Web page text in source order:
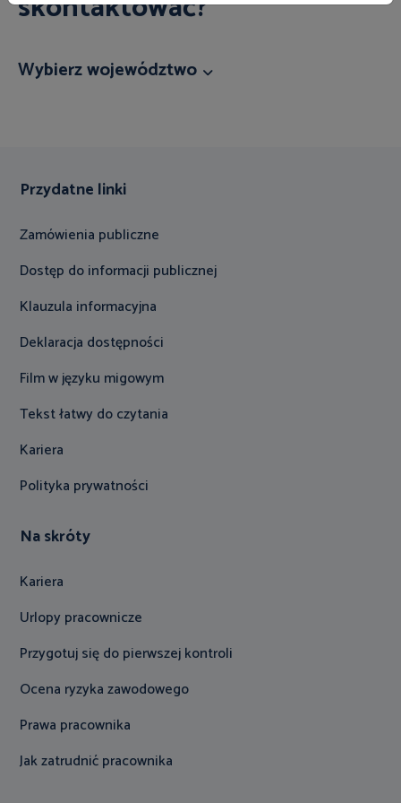
Wybierz województwo
Przydatne linki
Zamówienia publiczne
Dostęp do informacji publicznej
Klauzula informacyjna
Deklaracja dostępności
Film w języku migowym
Tekst łatwy do czytania
Kariera
Polityka prywatności
Na skróty
Kariera
Urlopy pracownicze
Przygotuj się do pierwszej kontroli
Ocena ryzyka zawodowego
Prawa pracownika
Jak zatrudnić pracownika